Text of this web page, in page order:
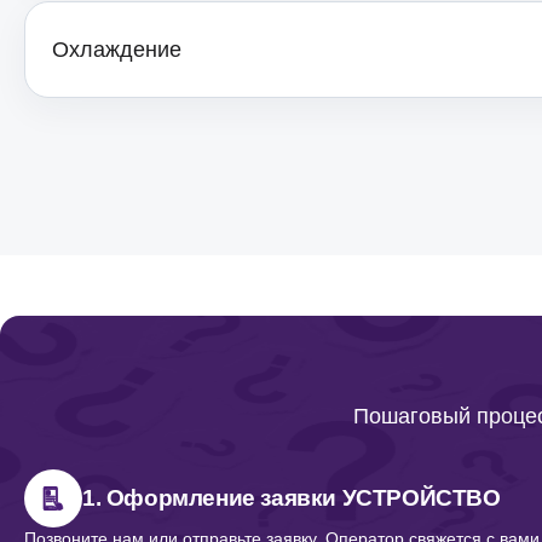
Yamaha
Ремонт нагревателя испарителя
Ремонт реле холодильников Yamaha
Охлаждение
Пошаговый
1. Оформление заявки УСТРОЙСТВО